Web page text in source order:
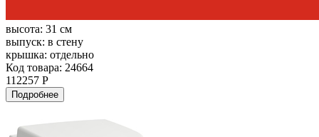
высота: 31 см
выпуск: в стену
крышка: отдельно
Код товара: 24664
112257 Р
Подробнее